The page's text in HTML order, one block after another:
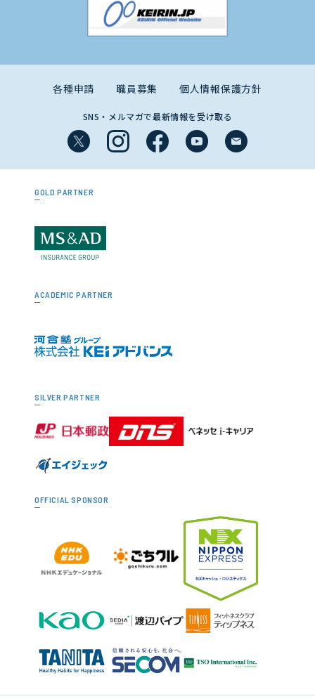
各種申請 職員募集 個人情報保護方針
SNS・メルマガで最新情報を受け取る
GOLD PARTNER
ACADEMIC PARTNER
SILVER PARTNER
OFFICIAL SPONSOR